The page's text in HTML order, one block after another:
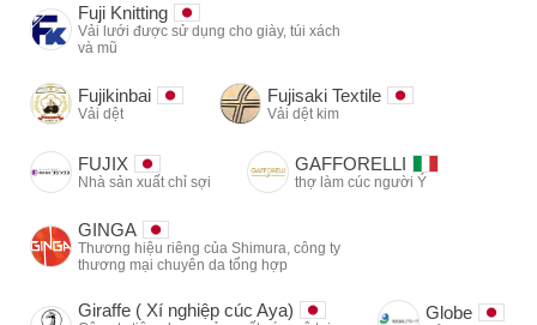
Fuji Knitting
Vải lưới được sử dụng cho giày, túi xách
và mũ
Fujikinbai
Vải dệt
Fujisaki Textile
Vải dệt kim
FUJIX
Nhà sản xuất chỉ sợi
GAFFORELLI
thợ làm cúc người Ý
GINGA
Thương hiệu riêng của Shimura, công ty
thương mại chuyên da tổng hợp
Giraffe ( Xí nghiệp cúc Aya) Globe